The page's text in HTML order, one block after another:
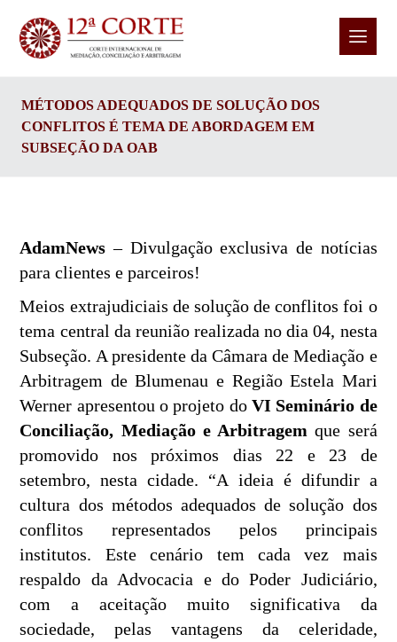
MÉTODOS ADEQUADOS DE SOLUÇÃO DOS
CONFLITOS É TEMA DE ABORDAGEM EM
SUBSEÇÃO DA OAB
AdamNews – Divulgação exclusiva de notícias
para clientes e parceiros!
Meios extrajudiciais de solução de conflitos foi o
tema central da reunião realizada no dia 04, nesta
Subseção. A presidente da Câmara de Mediação e
Arbitragem de Blumenau e Região Estela Mari
Werner apresentou o projeto do VI Seminário de
Conciliação, Mediação e Arbitragem que será
promovido nos próximos dias 22 e 23 de
setembro, nesta cidade. “A ideia é difundir a
cultura dos métodos adequados de solução dos
conflitos representados pelos principais
institutos. Este cenário tem cada vez mais
respaldo da Advocacia e do Poder Judiciário,
com a aceitação muito significativa da
sociedade, pelas vantagens da celeridade,